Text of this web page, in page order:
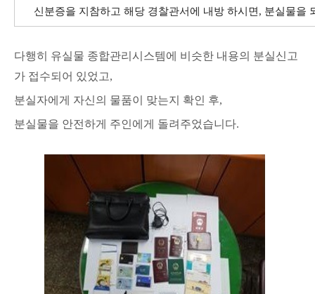
신분증을 지참하고 해당 경찰관서에 내방 하시면, 분실물을
다행히 유실물 종합관리시스템에 비슷한 내용의 분실신고
가 접수되어 있었고,
분실자에게 자신의 물품이 맞는지 확인 후,
분실물을 안전하게 주인에게 돌려주었습니다.